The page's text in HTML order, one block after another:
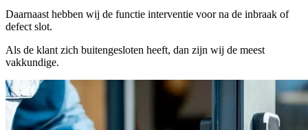
Daarnaast hebben wij de functie interventie voor na de inbraak of
defect slot.
Als de klant zich buitengesloten heeft, dan zijn wij de meest
vakkundige.